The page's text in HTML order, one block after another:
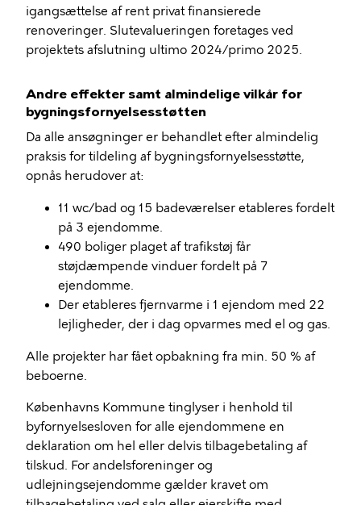
igangsættelse af rent privat finansierede
renoveringer. Slutevalueringen foretages ved
projektets afslutning ultimo 2024/primo 2025.
Andre effekter samt almindelige vilkår for
bygningsfornyelsesstøtten
Da alle ansøgninger er behandlet efter almindelig
praksis for tildeling af bygningsfornyelsesstøtte,
opnås herudover at:
11 wc/bad og 15 badeværelser etableres fordelt
på 3 ejendomme.
490 boliger plaget af trafikstøj får
støjdæmpende vinduer fordelt på 7
ejendomme.
Der etableres fjernvarme i 1 ejendom med 22
lejligheder, der i dag opvarmes med el og gas.
Alle projekter har fået opbakning fra min. 50 % af
beboerne.
Københavns Kommune tinglyser i henhold til
byfornyelsesloven for alle ejendommene en
deklaration om hel eller delvis tilbagebetaling af
tilskud. For andelsforeninger og
udlejningsejendomme gælder kravet om